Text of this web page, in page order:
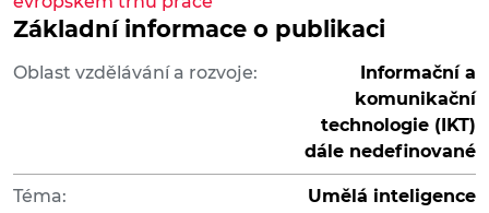
Základní informace o publikaci
Oblast vzdělávání a rozvoje:
Informační a
komunikační
technologie (IKT)
dále nedefinované
Téma: Umělá inteligence